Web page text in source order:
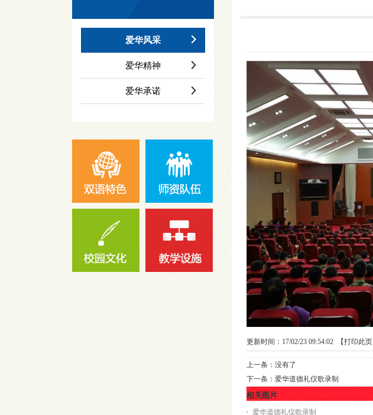
爱华风采
爱华精神
爱华承诺
更新时间：17/02/23 09:54:02 【打印此页
上一条：没有了
下一条： 爱华道德礼仪歌录制
相关图片
爱华道德礼仪歌录制